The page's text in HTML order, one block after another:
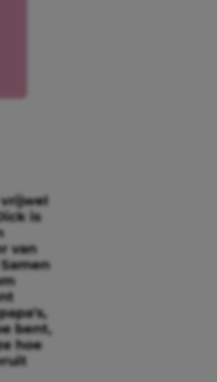
vrijwel
is
van
bent,
hoe